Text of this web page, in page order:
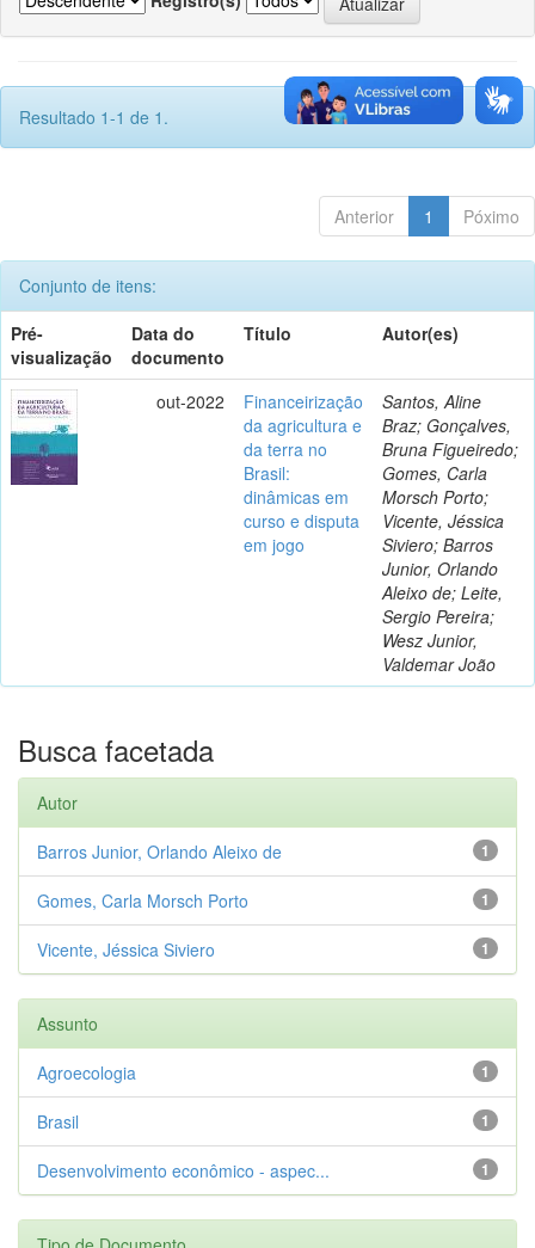
Resultado 1-1 de 1.
Anterior 1 Póximo
Conjunto de itens:
Pré-
visualização
Data do
documento
Título Autor(es)
out-2022
Financeirização
da agricultura e
da terra no
Brasil:
dinâmicas em
curso e disputa
em jogo
Santos, Aline
Braz; Gonçalves,
Bruna Figueiredo;
Gomes, Carla
Morsch Porto;
Vicente, Jéssica
Siviero; Barros
Junior, Orlando
Aleixo de; Leite,
Sergio Pereira;
Wesz Junior,
Valdemar João
Busca facetada
Autor
1
Barros Junior, Orlando Aleixo de
1
Gomes, Carla Morsch Porto
1
Vicente, Jéssica Siviero
Assunto
1
Agroecologia
1
Brasil
1
Desenvolvimento econômico - aspec...